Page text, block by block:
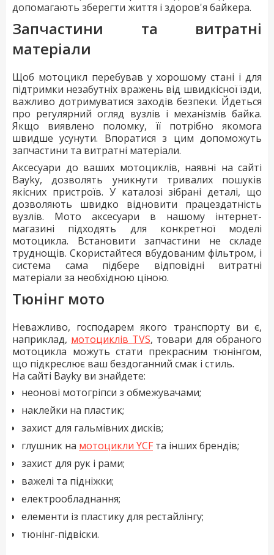
допомагають зберегти життя і здоров'я байкера.
Запчастини та витратні
матеріали
Щоб мотоцикл перебував у хорошому стані і для
підтримки незабутніх вражень від швидкісної їзди,
важливо дотримуватися заходів безпеки. Йдеться
про регулярний огляд вузлів і механізмів байка.
Якщо виявлено поломку, її потрібно якомога
швидше усунути. Впоратися з цим допоможуть
запчастини та витратні матеріали.
Аксесуари до ваших мотоциклів, наявні на сайті
Bayky, дозволять уникнути тривалих пошуків
якісних пристроїв. У каталозі зібрані деталі, що
дозволяють швидко відновити працездатність
вузлів. Мото аксесуари в нашому інтернет-
магазині підходять для конкретної моделі
мотоцикла. Встановити запчастини не складе
труднощів. Скористайтеся вбудованим фільтром, і
система сама підбере відповідні витратні
матеріали за необхідною ціною.
Тюнінг мото
Неважливо, господарем якого транспорту ви є,
наприклад, мотоциклів TVS, товари для обраного
мотоцикла можуть стати прекрасним тюнінгом,
що підкреслює ваш бездоганний смак і стиль.
На сайті Bayky ви знайдете:
неонові мотогріпси з обмежувачами;
наклейки на пластик;
захист для гальмівних дисків;
глушник на мотоцикли YCF та інших брендів;
захист для рук і рами;
важелі та підніжки;
електрообладнання;
елементи із пластику для рестайлінгу;
тюнінг-підвіски.